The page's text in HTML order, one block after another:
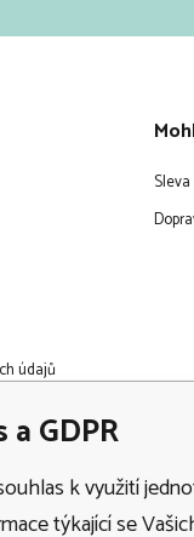
údajů
GDPR
k využití
týkající se